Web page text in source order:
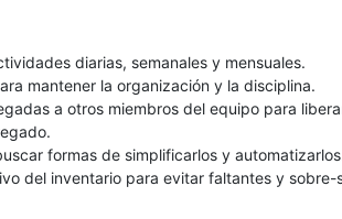
diarias, semanales y mensuales.
mantener la organización y la disciplina.
a otros miembros del equipo para
formas de simplificarlos y
del inventario para evitar faltantes y sobre-